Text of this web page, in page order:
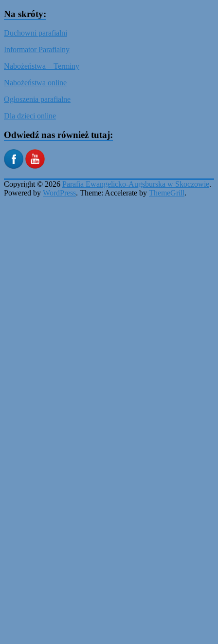
Na skróty:
Duchowni parafialni
Informator Parafialny
Nabożeństwa – Terminy
Nabożeństwa online
Ogłoszenia parafialne
Dla dzieci online
Odwiedź nas również tutaj:
Copyright © 2026 Parafia Ewangelicko-Augsburska w Skoczowie.
Powered by WordPress. Theme: Accelerate by ThemeGrill.